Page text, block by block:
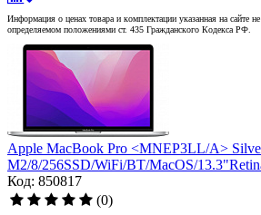
Информация о ценах товара и комплектации указанная на сайте
определяемом положениями ст. 435 Гражданского Кодекса РФ.
Apple MacBook Pro <MNEP3LL/A>
M2/8/256SSD/WiFi/BT/MacOS/
Код: 850817
(0)